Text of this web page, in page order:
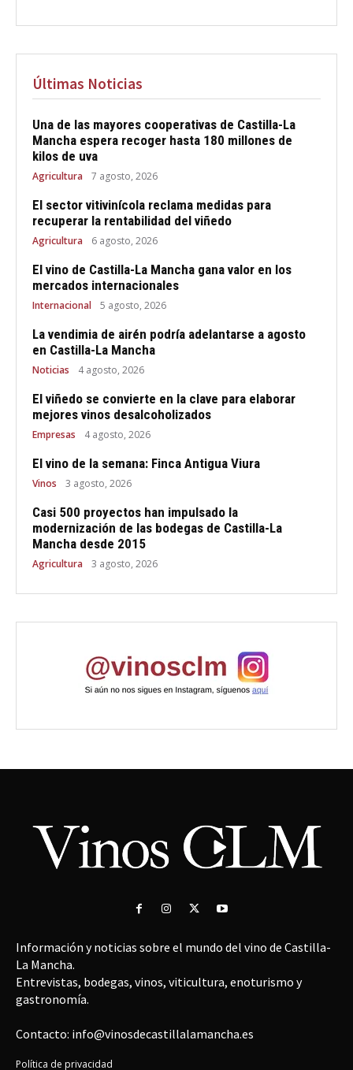
Últimas Noticias
Una de las mayores cooperativas de Castilla-La
Mancha espera recoger hasta 180 millones de
kilos de uva
Agricultura 7 agosto, 2026
El sector vitivinícola reclama medidas para
recuperar la rentabilidad del viñedo
Agricultura 6 agosto, 2026
El vino de Castilla-La Mancha gana valor en los
mercados internacionales
Internacional 5 agosto, 2026
La vendimia de airén podría adelantarse a agosto
en Castilla-La Mancha
Noticias 4 agosto, 2026
El viñedo se convierte en la clave para elaborar
mejores vinos desalcoholizados
Empresas 4 agosto, 2026
El vino de la semana: Finca Antigua Viura
Vinos 3 agosto, 2026
Casi 500 proyectos han impulsado la
modernización de las bodegas de Castilla-La
Mancha desde 2015
Agricultura 3 agosto, 2026
Información y noticias sobre el mundo del vino de Castilla-
La Mancha.
Entrevistas, bodegas, vinos, viticultura, enoturismo y
gastronomía.
Contacto: info@vinosdecastillalamancha.es
Política de privacidad